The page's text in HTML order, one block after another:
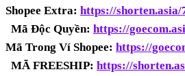
Shopee Extra: https://
Mã Độc Quyền: https://
Mã Trong Ví Shopee: https://
MÃ FREESHIP: https://